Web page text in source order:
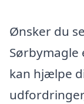
Ønsker du
Sørbymagle
kan hjælpe